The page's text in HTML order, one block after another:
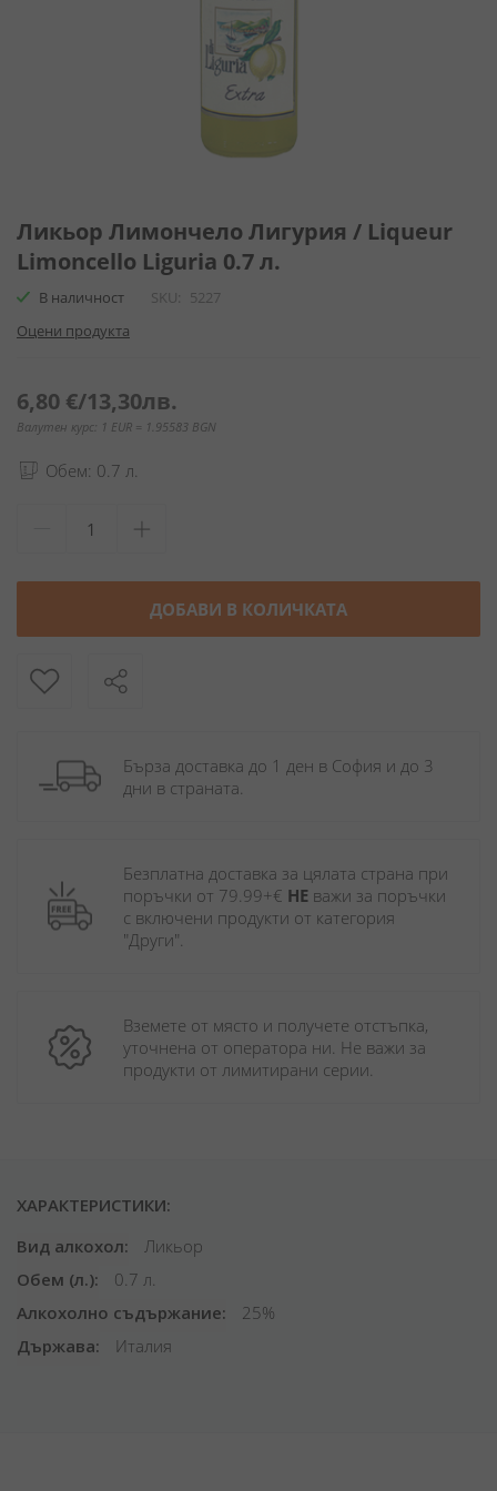
към
началото
на
галерия
снимки
Ликьор Лимончело Лигурия / Liqueur
Limoncello Liguria 0.7 л.
В наличност SKU
5227
Оцени продукта
6,80 €/13,30лв.
Валутен курс: 1 EUR = 1.95583 BGN
Обем: 0.7 л.
ДОБАВИ В КОЛИЧКАТА
Бърза доставка до 1 ден в София и до 3
дни в страната.
Безплатна доставка за цялата страна при
поръчки от 79.99+€ НЕ важи за поръчки
с включени продукти от категория
"Други".
Вземете от място и получете отстъпка,
уточнена от оператора ни. Не важи за
продукти от лимитирани серии.
ХАРАКТЕРИСТИКИ:
Вид алкохол
Ликьор
Обем (л.)
0.7 л.
Алкохолно съдържание
25%
Държава
Италия